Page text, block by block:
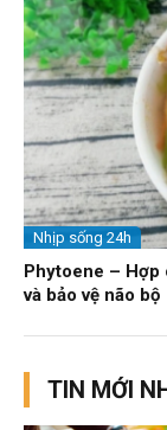
Nhịp sống 24h
Phytoene – Hợp
và bảo vệ não bộ
TIN MỚI